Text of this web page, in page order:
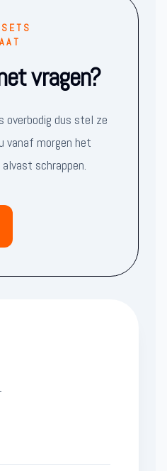
vragen?
overbodig dus stel ze
vanaf morgen het
schrappen.